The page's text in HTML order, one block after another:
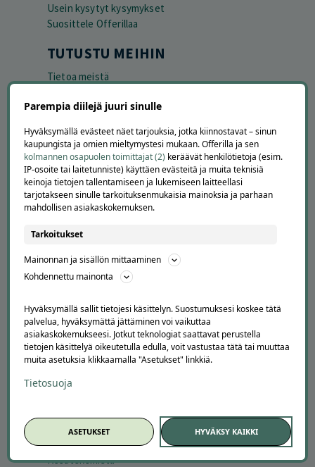
Usein kysytyt kysymykset
Suosittele Offerillaa
TUTUSTU MEIHIN
Tietoa meistä
Tilaa uutiskirje
Offerilla mediassa
YRITYKSILLE
Markkinoi Offerillassa
Vaikuttajayhteistyö
LATAA APPI
Suosituimmat tarjoukset
Uusimmat tarjoukset
Kesätekemistä
Parempia diilejä juuri sinulle
Hyväksymällä evästeet näet tarjouksia, jotka kiinnostavat – sinun
kaupungista ja omien mieltymystesi mukaan. Offerilla ja sen
kolmannen osapuolen toimittajat (2) keräävät henkilötietoja (esim.
IP-osoite tai laitetunniste) käyttäen evästeitä ja muita teknisiä
keinoja tietojen tallentamiseen ja lukemiseen laitteellasi
tarjotakseen sinulle tarkoituksenmukaisia mainoksia ja parhaan
mahdollisen asiakaskokemuksen.
Tarkoitukset
Mainonnan ja sisällön mittaaminen
Kohdennettu mainonta
Hyväksymällä sallit tietojesi käsittelyn. Suostumuksesi koskee tätä
palvelua, hyväksymättä jättäminen voi vaikuttaa
asiakaskokemukseesi. Jotkut teknologiat saattavat perustella
tietojen käsittelyä oikeutetulla edulla, voit vastustaa tätä tai muuttaa
muita asetuksia klikkaamalla "Asetukset" linkkiä.
Tietosuoja
ASETUKSET HYVÄKSY KAIKKI